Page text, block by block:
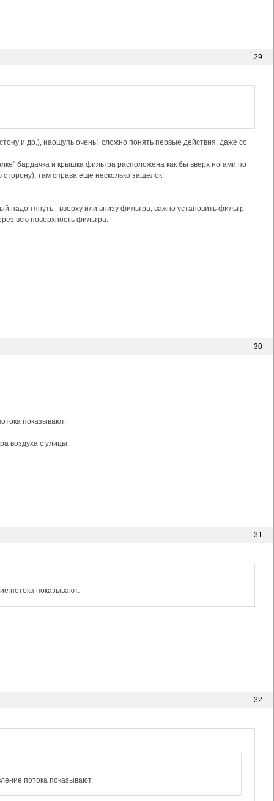
29
и др.), наощупь очень! сложно понять первые действия, даже со
бардачка и крышка фильтра расположена как бы вверх ногами по
сторону), там справа еще несколько защелок.
надо тянуть - вверху или внизу фильтра, важно установить фильтр
всю поверхность фильтра.
30
показывают.
воздуха с улицы.
31
потока показывают.
32
потока показывают.